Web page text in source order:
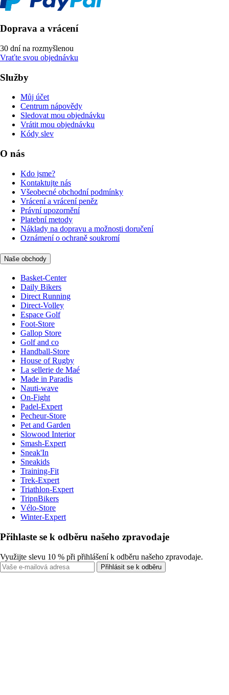
Doprava a vrácení
30 dní na rozmyšlenou
Vraťte svou objednávku
Služby
Můj účet
Centrum nápovědy
Sledovat mou objednávku
Vrátit mou objednávku
Kódy slev
O nás
Kdo jsme?
Kontaktujte nás
Všeobecné obchodní podmínky
Vrácení a vrácení peněz
Právní upozornění
Platební metody
Náklady na dopravu a možnosti doručení
Oznámení o ochraně soukromí
Naše obchody
Basket-Center
Daily Bikers
Direct Running
Direct-Volley
Espace Golf
Foot-Store
Gallop Store
Golf and co
Handball-Store
House of Rugby
La sellerie de Maé
Made in Paradis
Nauti-wave
On-Fight
Padel-Expert
Pecheur-Store
Pet and Garden
Slowood Interior
Smash-Expert
Sneak'In
Sneakids
Training-Fit
Trek-Expert
Triathlon-Expert
TripnBikers
Vélo-Store
Winter-Expert
Přihlaste se k odběru našeho zpravodaje
Využijte slevu 10 % při přihlášení k odběru našeho zpravodaje.
Přihlásit se k odběru